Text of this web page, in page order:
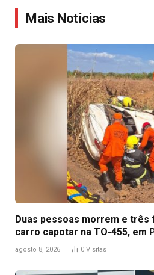
Mais Notícias
Duas pessoas morrem e três
carro capotar na TO-455, em
agosto 8, 2026 0 Visitas